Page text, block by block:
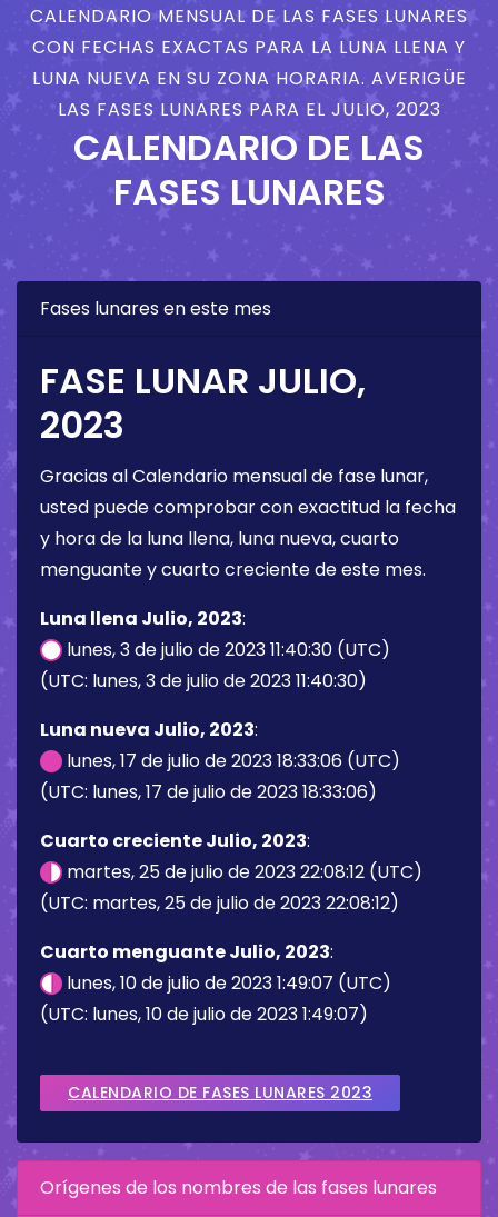
CALENDARIO MENSUAL DE LAS FASES LUNARES
CON FECHAS EXACTAS PARA LA LUNA LLENA Y
LUNA NUEVA EN SU ZONA HORARIA. AVERIGÜE
LAS FASES LUNARES PARA EL JULIO, 2023
CALENDARIO DE LAS
FASES LUNARES
Fases lunares en este mes
FASE LUNAR JULIO,
2023
Gracias al Calendario mensual de fase lunar,
usted puede comprobar con exactitud la fecha
y hora de la luna llena, luna nueva, cuarto
menguante y cuarto creciente de este mes.
Luna llena Julio, 2023:
lunes, 3 de julio de 2023 11:40:30 (UTC)
(UTC: lunes, 3 de julio de 2023 11:40:30)
Luna nueva Julio, 2023:
lunes, 17 de julio de 2023 18:33:06 (UTC)
(UTC: lunes, 17 de julio de 2023 18:33:06)
Cuarto creciente Julio, 2023:
martes, 25 de julio de 2023 22:08:12 (UTC)
(UTC: martes, 25 de julio de 2023 22:08:12)
Cuarto menguante Julio, 2023:
lunes, 10 de julio de 2023 1:49:07 (UTC)
(UTC: lunes, 10 de julio de 2023 1:49:07)
CALENDARIO DE FASES LUNARES 2023
Orígenes de los nombres de las fases lunares